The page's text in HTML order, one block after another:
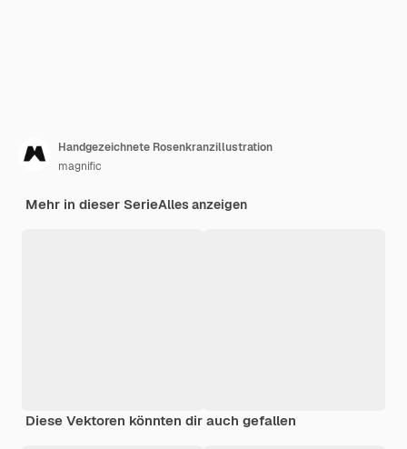
Handgezeichnete Rosenkranzillustration
magnific
Mehr in dieser SerieAlles anzeigen
Diese Vektoren könnten dir auch gefallen